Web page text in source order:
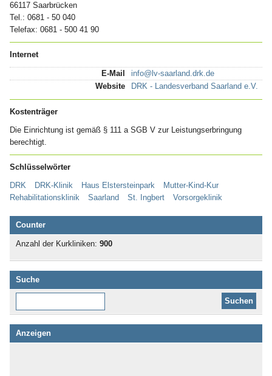
66117 Saarbrücken
Tel.: 0681 - 50 040
Telefax: 0681 - 500 41 90
Internet
E-Mail
info@lv-saarland.drk.de
Website
DRK - Landesverband Saarland e.V.
Kostenträger
Die Einrichtung ist gemäß § 111 a SGB V zur Leistungserbringung
berechtigt.
Schlüsselwörter
DRK DRK-Klinik Haus Elstersteinpark
Mutter-Kind-Kur
Rehabilitationsklinik
Saarland St. Ingbert Vorsorgeklinik
Counter
Anzahl der Kurkliniken: 900
Suche
Anzeigen